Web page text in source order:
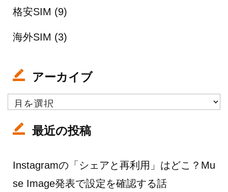
格安SIM (9)
海外SIM (3)
アーカイブ
ア
カ
最近の投稿
Instagramの「シェアと再利用」はどこ？Mu
se Image発表で設定を確認する話